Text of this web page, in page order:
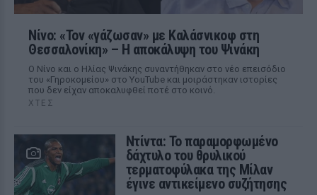
Νίνο: «Τον «γάζωσαν» με Καλάσνικοφ στη
Θεσσαλονίκη» – Η αποκάλυψη του Ψινάκη
Ο Νίνο και ο Ηλίας Ψινάκης συναντήθηκαν στο νέο επεισόδιο
του «Γηροκομείου» στο YouTube και μοιράστηκαν ιστορίες
που δεν είχαν αποκαλυφθεί ποτέ στο κοινό.
ΧΤΕΣ
Ντίντα: Το παραμορφωμένο
δάχτυλο του θρυλικού
τερματοφύλακα της Μίλαν
έγινε αντικείμενο συζήτησης